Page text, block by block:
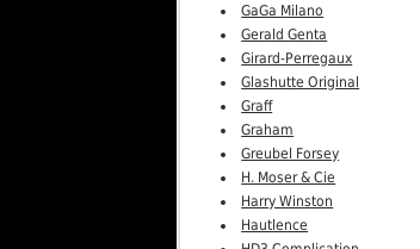
GaGa Milano
Gerald Genta
Girard-Perregaux
Glashutte Original
Graff
Graham
Greubel Forsey
H. Moser & Cie
Harry Winston
Hautlence